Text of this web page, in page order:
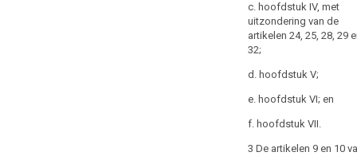
c. hoofdstuk IV, met
uitzondering van de
artikelen 24, 25, 28, 29
32;
d. hoofdstuk V;
e. hoofdstuk VI; en
f. hoofdstuk VII.
3 De artikelen 9 en 10